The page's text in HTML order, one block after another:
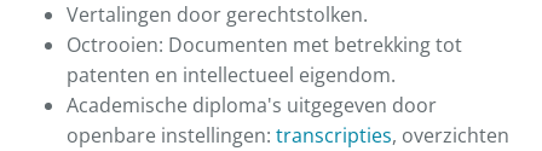
Vertalingen door gerechtstolken.
Octrooien: Documenten met betrekking tot
patenten en intellectueel eigendom.
Academische diploma's uitgegeven door
openbare instellingen: transcripties, overzichten